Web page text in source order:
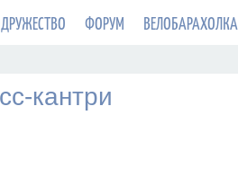
ФОРУМ ВЕЛОБАРАХОЛКА
кантри